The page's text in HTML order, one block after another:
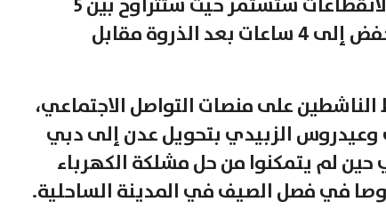
ساعات ونصف في ذروة الأحمال، وتنخفض إلى 4 ساعات بعد الذروة مقابل
على منصات التواصل الاجتماعي،
الزبيدي بتحويل عدن إلى دبي
لم يتمكنوا من حل مشلكة الكهرباء
في فصل الصيف في المدينة الساحلية.